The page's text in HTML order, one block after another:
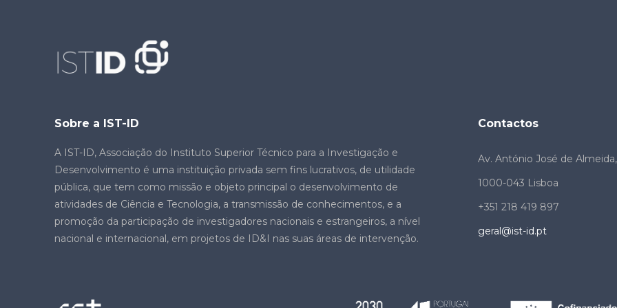
Sobre a IST-ID
A IST-ID, Associação do Instituto Superior Técnico para a Investigação e
Desenvolvimento é uma instituição privada sem fins lucrativos, de utilidade
pública, que tem como missão e objeto principal o desenvolvimento de
atividades de Ciência e Tecnologia, a transmissão de conhecimentos, e a
promoção da participação de investigadores nacionais e estrangeiros, a nível
nacional e internacional, em projetos de ID&I nas suas áreas de intervenção.
Contactos
Av. António José de Almeida,
1000-043 Lisboa
+351 218 419 897
geral@ist-id.pt